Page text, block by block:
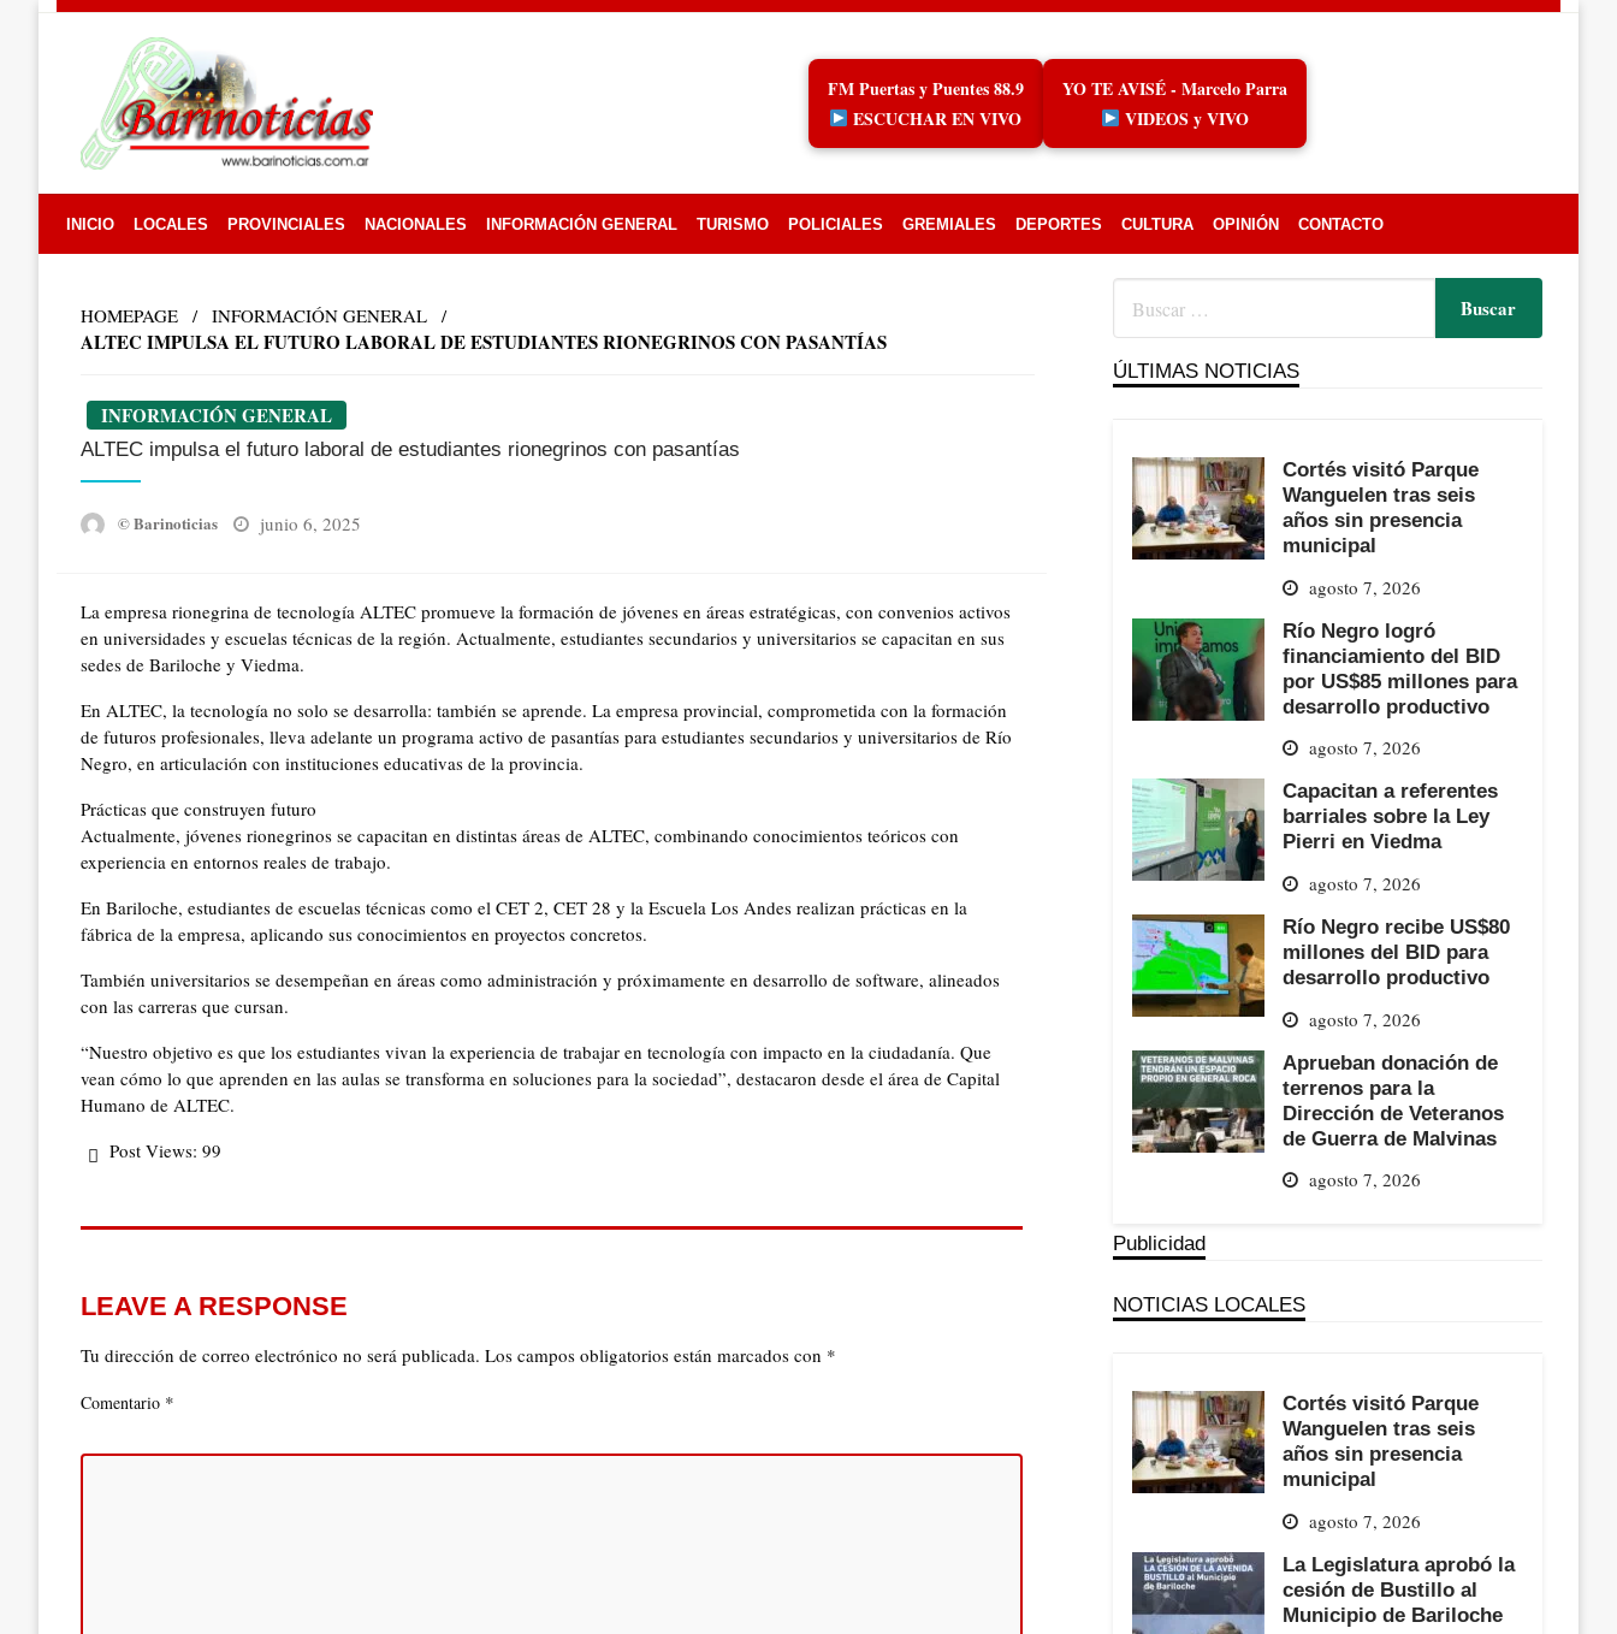
FM Puertas y Puentes 88.9
ESCUCHAR EN VIVO
YO TE AVISÉ - Marcelo Parra
VIDEOS y VIVO
INICIO LOCALES PROVINCIALES NACIONALES INFORMACIÓN GENERAL TURISMO POLICIALES GREMIALES DEPORTES CULTURA OPINIÓN CONTACTO
HOMEPAGE INFORMACIÓN GENERAL
ALTEC IMPULSA EL FUTURO LABORAL DE ESTUDIANTES RIONEGRINOS CON PASANTÍAS
INFORMACIÓN GENERAL
ALTEC impulsa el futuro laboral de estudiantes rionegrinos con pasantías
© Barinoticias
Posted
junio 6, 2025
La empresa rionegrina de tecnología ALTEC promueve la formación de jóvenes en áreas estratégicas, con convenios activos
en universidades y escuelas técnicas de la región. Actualmente, estudiantes secundarios y universitarios se capacitan en sus
sedes de Bariloche y Viedma.
En ALTEC, la tecnología no solo se desarrolla: también se aprende. La empresa provincial, comprometida con la formación
de futuros profesionales, lleva adelante un programa activo de pasantías para estudiantes secundarios y universitarios de Río
Negro, en articulación con instituciones educativas de la provincia.
Prácticas que construyen futuro
Actualmente, jóvenes rionegrinos se capacitan en distintas áreas de ALTEC, combinando conocimientos teóricos con
experiencia en entornos reales de trabajo.
En Bariloche, estudiantes de escuelas técnicas como el CET 2, CET 28 y la Escuela Los Andes realizan prácticas en la
fábrica de la empresa, aplicando sus conocimientos en proyectos concretos.
También universitarios se desempeñan en áreas como administración y próximamente en desarrollo de software, alineados
con las carreras que cursan.
“Nuestro objetivo es que los estudiantes vivan la experiencia de trabajar en tecnología con impacto en la ciudadanía. Que
vean cómo lo que aprenden en las aulas se transforma en soluciones para la sociedad”, destacaron desde el área de Capital
Humano de ALTEC.
Post Views: 99
LEAVE A RESPONSE
Tu dirección de correo electrónico no será publicada. Los campos obligatorios están marcados con *
Comentario *
ÚLTIMAS NOTICIAS
Cortés visitó Parque
Wanguelen tras seis
años sin presencia
municipal
agosto 7, 2026
Río Negro logró
financiamiento del BID
por US$85 millones para
desarrollo productivo
agosto 7, 2026
Capacitan a referentes
barriales sobre la Ley
Pierri en Viedma
agosto 7, 2026
Río Negro recibe US$80
millones del BID para
desarrollo productivo
agosto 7, 2026
Aprueban donación de
terrenos para la
Dirección de Veteranos
de Guerra de Malvinas
agosto 7, 2026
Publicidad
NOTICIAS LOCALES
Cortés visitó Parque
Wanguelen tras seis
años sin presencia
municipal
agosto 7, 2026
La Legislatura aprobó la
cesión de Bustillo al
Municipio de Bariloche